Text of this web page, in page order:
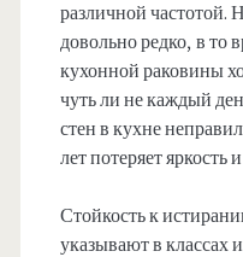
различной
довольно редко, в то
кухонной раковины
чуть ли не каждый
стен в кухне
лет потеряет яркость
Стойкость к
указывают в классах